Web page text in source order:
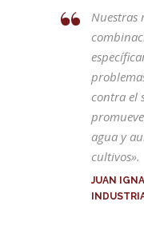
Nuestras
contra el
agua y
cultivos».
JUAN